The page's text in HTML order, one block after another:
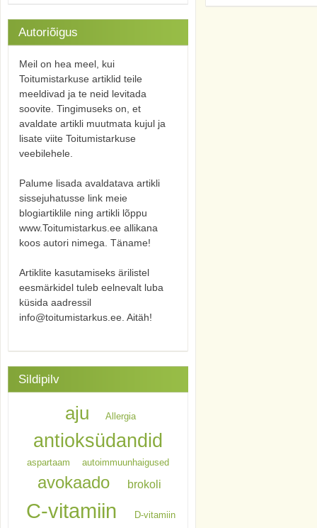
Autoriõigus
Meil on hea meel, kui
Toitumistarkuse artiklid teile
meeldivad ja te neid levitada
soovite. Tingimuseks on, et
avaldate artikli muutmata kujul ja
lisate viite Toitumistarkuse
veebilehele.
Palume lisada avaldatava artikli
sissejuhatusse link meie
blogiartiklile ning artikli lõppu
www.Toitumistarkus.ee allikana
koos autori nimega. Täname!
Artiklite kasutamiseks ärilistel
eesmärkidel tuleb eelnevalt luba
küsida aadressil
info@toitumistarkus.ee. Aitäh!
Sildipilv
aju Allergia
antioksüdandid
aspartaam autoimmuunhaigused
avokaado brokoli
C-vitamiin D-vitamiin